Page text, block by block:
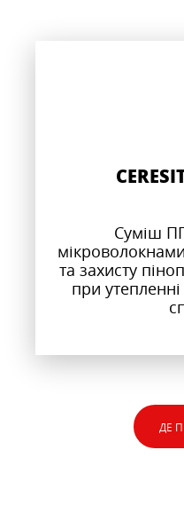
Суміш
та захисту
при утепленні
ДЕ